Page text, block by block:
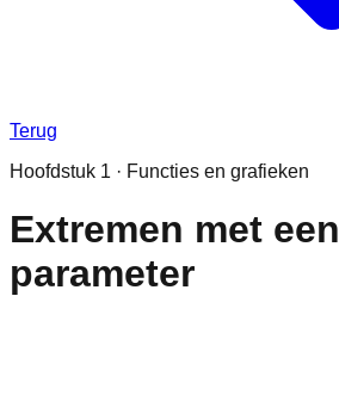
Terug
Hoofdstuk 1 · Functies en grafieken
Extremen met een
parameter